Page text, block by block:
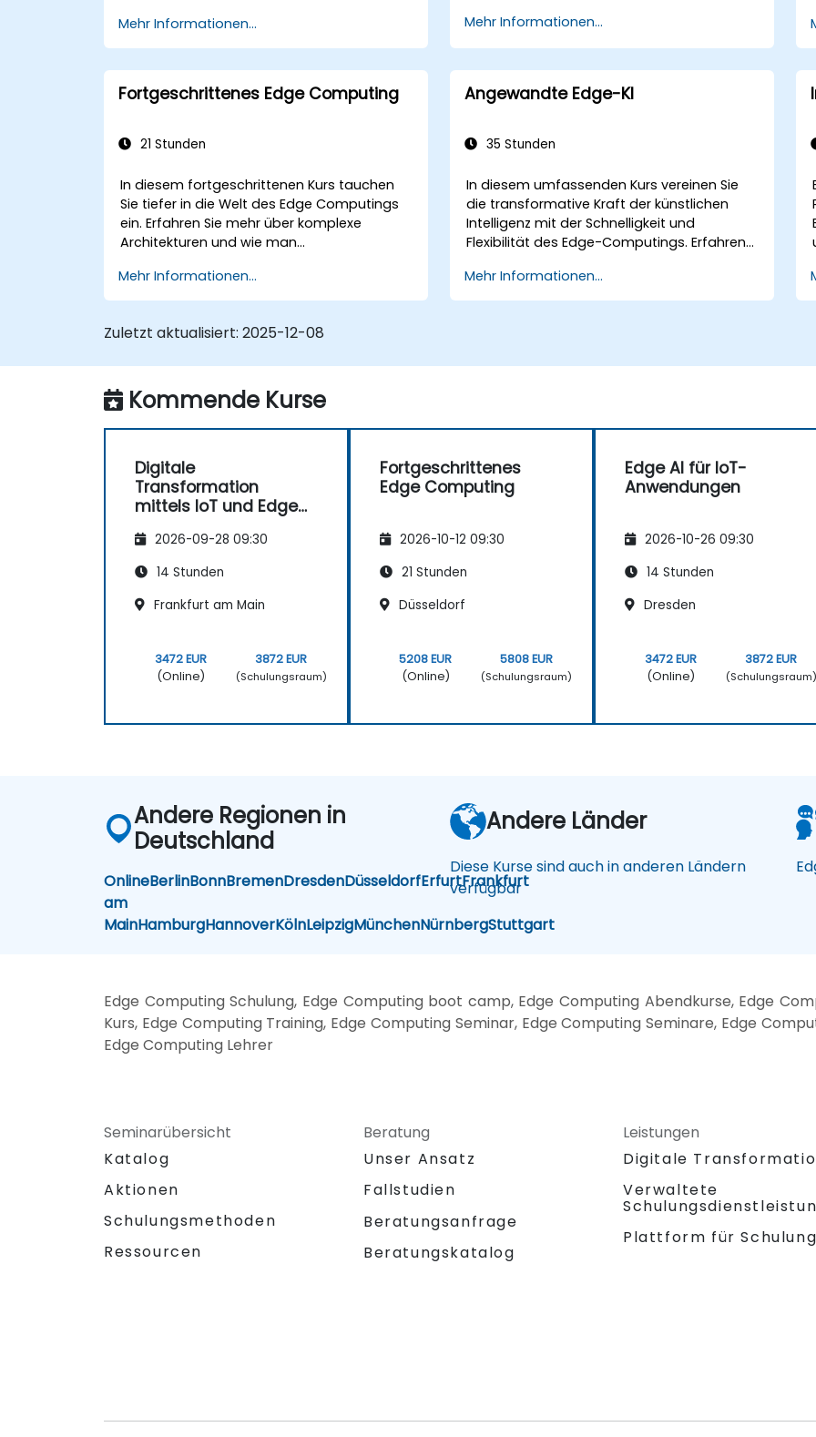
Verarbeitung zu realisieren.
Latenzen zu reduzieren und die
Entscheidungsfindung in Echtzeit in
Edge-Computing-Umgebungen zu
verbessern.
Zusammenhang mit Datenschutz und
Systemen zu meistern.
Mehr Informationen...
KI-Modelle für IoT-Anwendungen auf
Edge-Geräten zu entwickeln und
Eine Echtzeit-Verarbeitung von Daten
sowie Entscheidungsfindung in IoT-
Edge AI mit verschiedenen IoT-
integrieren.
Ethische Aspekte sowie bewährte
Praktiken bei der Nutzung von Edge AI
im IoT-Kontext zu berücksichtigen.
Mehr Informationen...
Fortgeschrittenes Edge Computing
21 Stunden
In diesem fortgeschrittenen Kurs tauchen
Sie tiefer in die Welt des Edge Computings
ein. Erfahren Sie mehr über komplexe
Architekturen und wie man
das volle Potenzial dieser Technologie in
verschiedenen Geschäftsumfeldern nutzen
fundierte Kenntnisse zu modernen
von Edge-Computing-Lösungen
unerlässlich sind.
Mehr Informationen...
Angewandte Edge-KI
35 Stunden
In diesem umfassenden Kurs vereinen Sie
die transformative Kraft der künstlichen
Intelligenz mit der Schnelligkeit und
Flexibilität des Edge-Computings. Erfahren
Geräten einsetzt – angefangen bei
grundlegenden CNN-Strukturen bis hin zur
Entscheidungen treffen können.
Mehr Informationen...
Zuletzt aktualisiert: 2025-12-08
Kommende Kurse
Digitale
Transformation
mittels IoT und Edge
2026-09-28 09:30
14 Stunden
Frankfurt am Main
3472 EUR
(Online)
3872 EUR
(Schulungsraum)
Fortgeschrittenes
Edge Computing
2026-10-12 09:30
21 Stunden
Düsseldorf
5208 EUR
(Online)
5808 EUR
(Schulungsraum)
Edge AI für IoT-
Anwendungen
2026-10-26 09:30
14 Stunden
Dresden
3472 EUR
(Online)
3872 EUR
(Schulungsraum)
Andere Regionen in
Deutschland
OnlineBerlinBonnBremenDresdenDüsseldorfErfurtFrankfurt
am
MainHamburgHannoverKölnLeipzigMünchenNürnbergStuttgart
Andere Länder
Diese Kurse sind auch in anderen Ländern
verfügbar
Edge Computing Schulung, Edge Computing boot camp, Edge Computing Abendkurse, Edge
Kurs, Edge Computing Training, Edge Computing Seminar, Edge Computing Seminare, Edge
Edge Computing Lehrer
Seminarübersicht
Katalog
Aktionen
Schulungsmethoden
Ressourcen
Beratung
Unser Ansatz
Fallstudien
Beratungsanfrage
Beratungskatalog
Leistungen
Digitale
Verwaltete
Plattform für